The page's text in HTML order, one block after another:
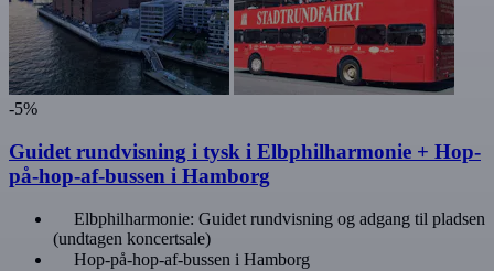
-5%
Guidet rundvisning i tysk i Elbphilharmonie + Hop-
på-hop-af-bussen i Hamborg
Elbphilharmonie: Guidet rundvisning og adgang til pladsen
(undtagen koncertsale)
Hop-på-hop-af-bussen i Hamborg